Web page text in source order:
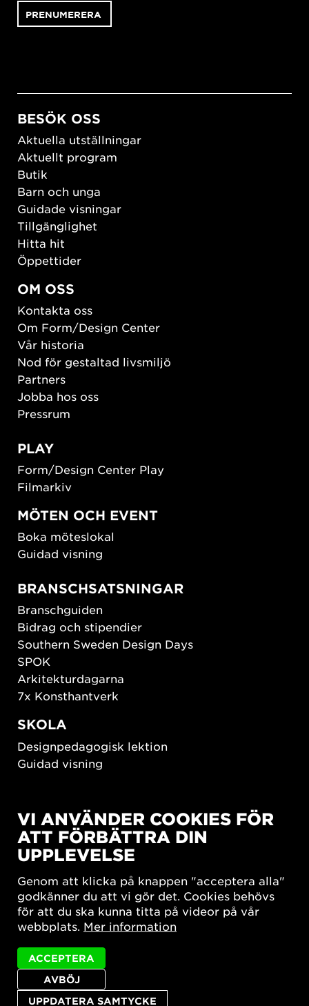
BESÖK OSS
Aktuella utställningar
Aktuellt program
Butik
Barn och unga
Guidade visningar
Tillgänglighet
Hitta hit
Öppettider
OM OSS
Kontakta oss
Om Form/Design Center
Vår historia
Nod för gestaltad livsmiljö
Partners
Jobba hos oss
Pressrum
PLAY
Form/Design Center Play
Filmarkiv
MÖTEN OCH EVENT
Boka möteslokal
Guidad visning
BRANSCHSATSNINGAR
Branschguiden
Bidrag och stipendier
Southern Sweden Design Days
SPOK
Arkitekturdagarna
7x Konsthantverk
SKOLA
Designpedagogisk lektion
Guidad visning
New European Bauhaus
SUSTAINORDIC
Share Future Living
What Matter_s
Integritetspolicy
Cookie-inställningar
VI ANVÄNDER COOKIES FÖR
ATT FÖRBÄTTRA DIN
UPPLEVELSE
Genom att klicka på knappen "acceptera alla"
godkänner du att vi gör det. Cookies behövs
för att du ska kunna titta på videor på vår
webbplats. Mer information
UPPDATERA SAMTYCKE
AVBÖJ
ACCEPTERA